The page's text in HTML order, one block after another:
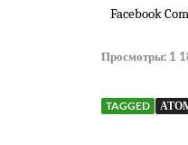
Facebook
Просмотры: 1
TAGGED